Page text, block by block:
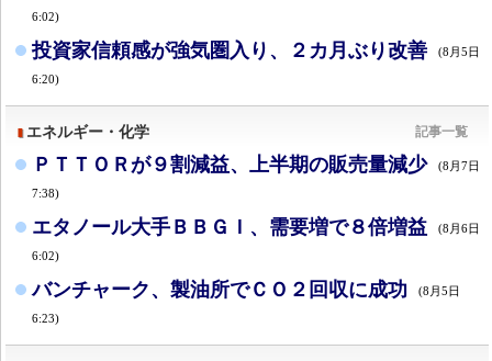
6:02)
投資家信頼感が強気圏入り、２カ月ぶり改善 (8月5日
6:20)
エネルギー・化学 記事一覧
ＰＴＴＯＲが９割減益、上半期の販売量減少 (8月7日
7:38)
エタノール大手ＢＢＧＩ、需要増で８倍増益 (8月6日
6:02)
バンチャーク、製油所でＣＯ２回収に成功 (8月5日
6:23)